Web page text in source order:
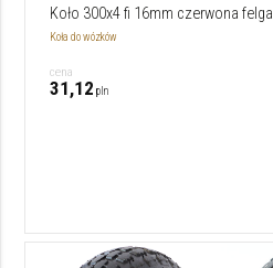
Koło 300x4 fi 16mm czerwona felga
Koła do wózków
cena
31,12 pln